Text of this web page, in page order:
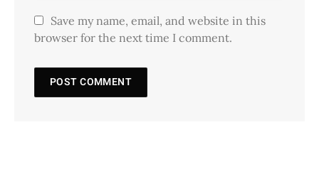
Save my name, email, and website in this
browser for the next time I comment.